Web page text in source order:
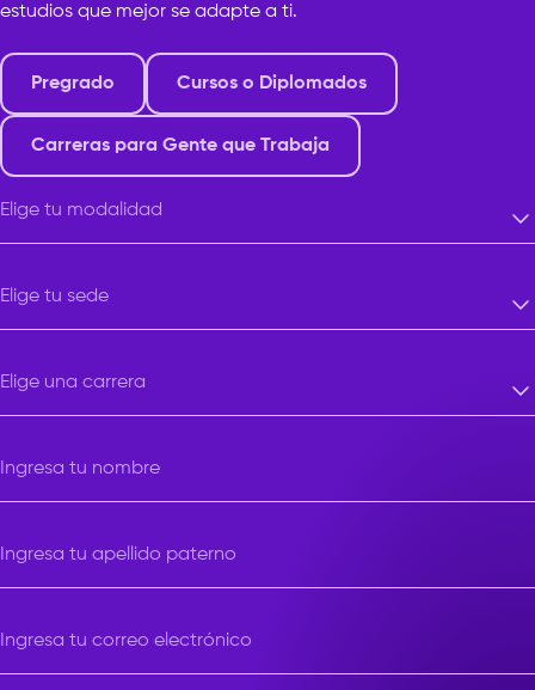
estudios que mejor se adapte a ti.
Pregrado Cursos o Diplomados
Carreras para Gente que Trabaja
Elige tu modalidad
Elige tu sede
Elige una carrera
Ingresa tu nombre
Ingresa tu apellido paterno
Ingresa tu correo electrónico